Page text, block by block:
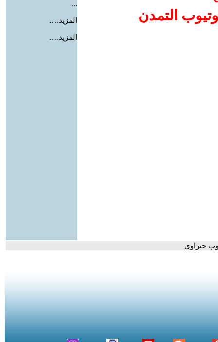
التمدن
...
المزيد.....
المزيد.....
حبراوي